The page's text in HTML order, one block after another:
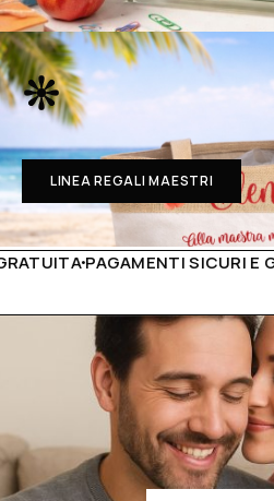
LINEA REGALI MAESTRI
PAGAMENTI SICURI E GARANTITI